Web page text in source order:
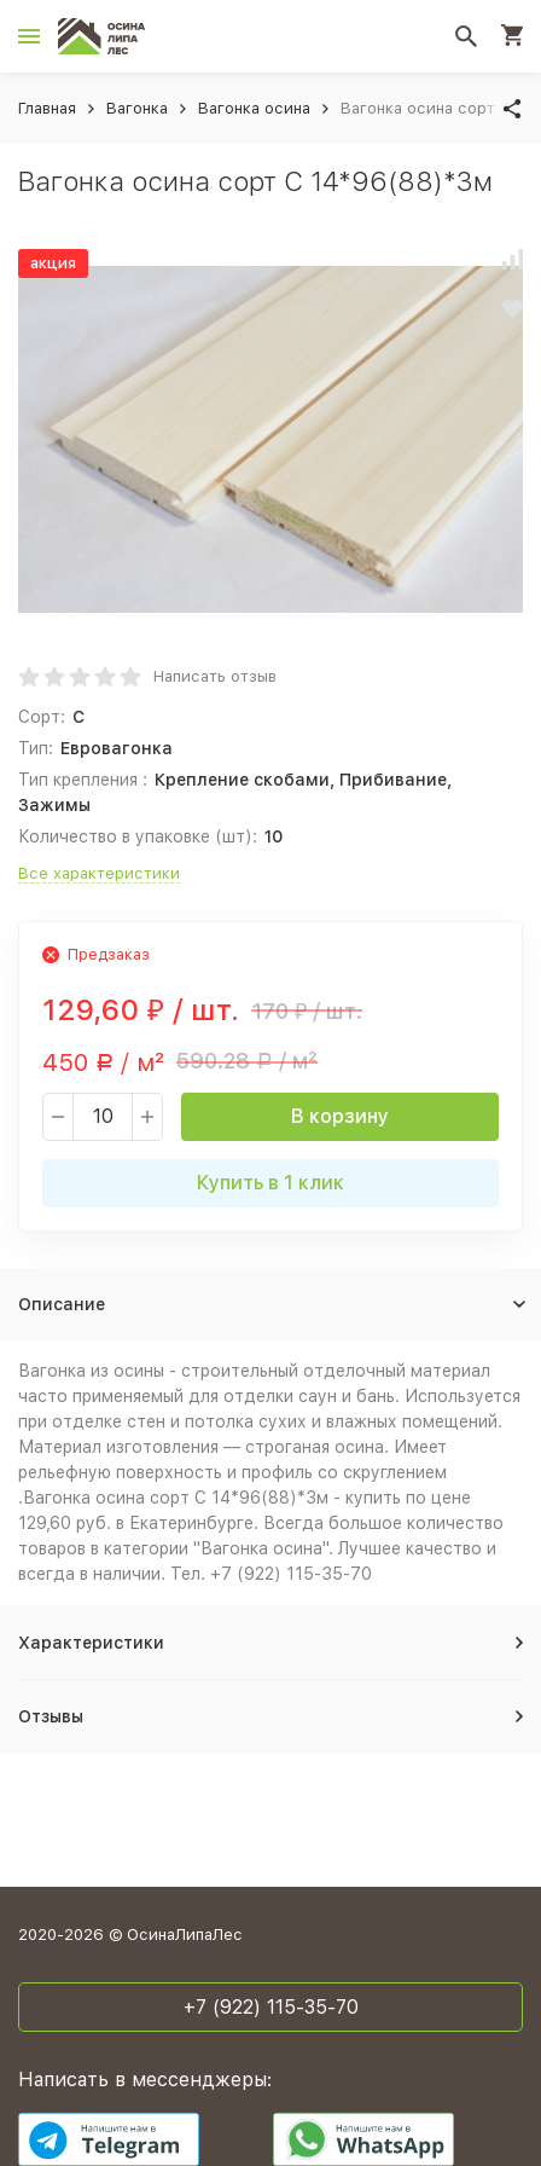
Главная Вагонка Вагонка осина Вагонка осина сорт С
Вагонка осина сорт С 14*96(88)*3м
акция
Написать отзыв
Сорт: С
Тип: Евровагонка
Тип крепления : Крепление скобами, Прибивание,
Зажимы
Количество в упаковке (шт): 10
Все характеристики
Предзаказ
129,60 ₽ / шт. 170₽/ шт.
450 Р / м² 590.28Р / м²
В корзину
Купить в 1 клик
Описание
Вагонка из осины - строительный отделочный материал
часто применяемый для отделки саун и бань. Используется
при отделке стен и потолка сухих и влажных помещений.
Материал изготовления — строганая осина. Имеет
рельефную поверхность и профиль со скруглением
.Вагонка осина сорт С 14*96(88)*3м - купить по цене
129,60 руб. в Екатеринбурге. Всегда большое количество
товаров в категории "Вагонка осина". Лучшее качество и
всегда в наличии. Тел. +7 (922) 115-35-70
Характеристики
Отзывы
2020-2026 © ОсинаЛипаЛес
+7 (922) 115-35-70
Написать в мессенджеры: